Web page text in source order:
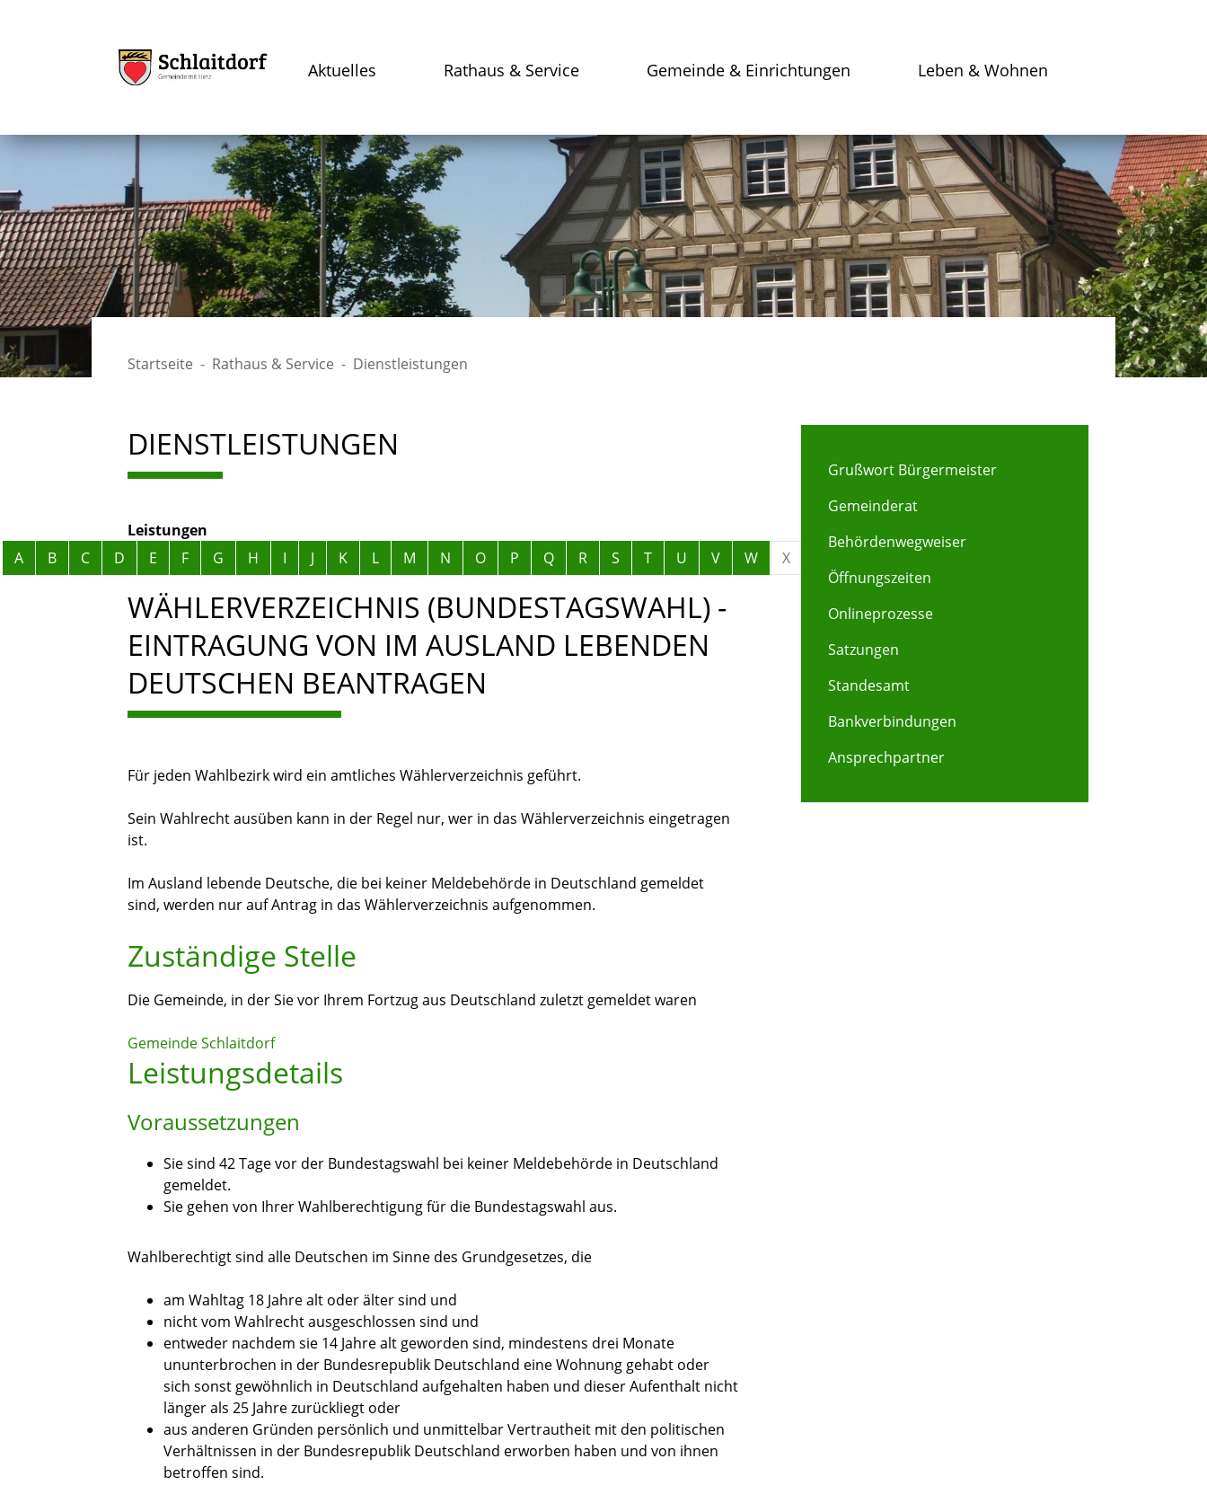
Aktuelles Rathaus & Service Gemeinde & Einrichtungen Leben & Wohnen
Startseite Rathaus & Service Dienstleistungen
DIENSTLEISTUNGEN
Leistungen
Alphabetisches Register überspringen
A B C D E F G H I J K L M N O P Q R S T U V W X
WÄHLERVERZEICHNIS (BUNDESTAGSWAHL) -
EINTRAGUNG VON IM AUSLAND LEBENDEN
DEUTSCHEN BEANTRAGEN
Für jeden Wahlbezirk wird ein amtliches Wählerverzeichnis geführt.
Sein Wahlrecht ausüben kann in der Regel nur, wer in das Wählerverzeichnis eingetragen
ist.
Im Ausland lebende Deutsche, die bei keiner Meldebehörde in Deutschland gemeldet
sind, werden nur auf Antrag in das Wählerverzeichnis aufgenommen.
Zuständige Stelle
Die Gemeinde, in der Sie vor Ihrem Fortzug aus Deutschland zuletzt gemeldet waren
Gemeinde Schlaitdorf
Leistungsdetails
Voraussetzungen
Sie sind 42 Tage vor der Bundestagswahl bei keiner Meldebehörde in Deutschland
gemeldet.
Sie gehen von Ihrer Wahlberechtigung für die Bundestagswahl aus.
Wahlberechtigt sind alle Deutschen im Sinne des Grundgesetzes, die
am Wahltag 18 Jahre alt oder älter sind und
nicht vom Wahlrecht ausgeschlossen sind und
entweder nachdem sie 14 Jahre alt geworden sind, mindestens drei Monate
ununterbrochen in der Bundesrepublik Deutschland eine Wohnung gehabt oder
sich sonst gewöhnlich in Deutschland aufgehalten haben und dieser Aufenthalt nicht
länger als 25 Jahre zurückliegt oder
aus anderen Gründen persönlich und unmittelbar Vertrautheit mit den politischen
Verhältnissen in der Bundesrepublik Deutschland erworben haben und von ihnen
betroffen sind.
Grußwort Bürgermeister
Gemeinderat
Behördenwegweiser
Öffnungszeiten
Onlineprozesse
Satzungen
Standesamt
Bankverbindungen
Ansprechpartner